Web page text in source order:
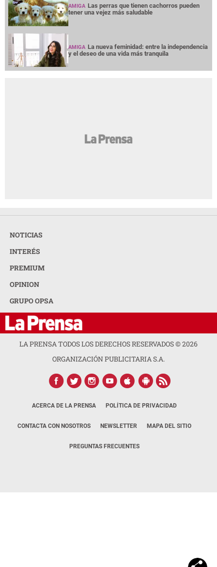
AMIGA Las perras que tienen cachorros pueden
tener una vejez más saludable
AMIGA La nueva feminidad: entre la independencia
y el deseo de una vida más tranquila
NOTICIAS
INTERÉS
PREMIUM
OPINION
GRUPO OPSA
LA PRENSA TODOS LOS DERECHOS RESERVADOS ©2026
ORGANIZACIÓN PUBLICITARIA S.A.
ACERCA DE LA PRENSA POLÍTICA DE PRIVACIDAD
CONTACTA CON NOSOTROS NEWSLETTER MAPA DEL SITIO
PREGUNTAS FRECUENTES